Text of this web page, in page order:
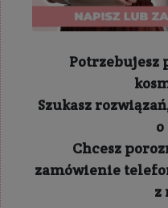
Potrzebujesz
Szukasz
o
Chcesz
zamówienie
z